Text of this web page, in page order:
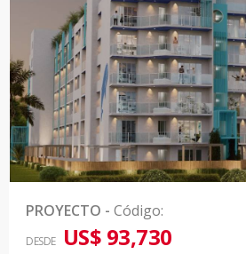
PROYECTO - Código:
DESDE
US$ 93,730